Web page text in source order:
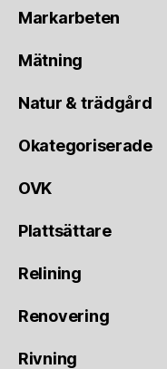
Markarbeten
Mätning
Natur & trädgård
Okategoriserade
OVK
Plattsättare
Relining
Renovering
Rivning